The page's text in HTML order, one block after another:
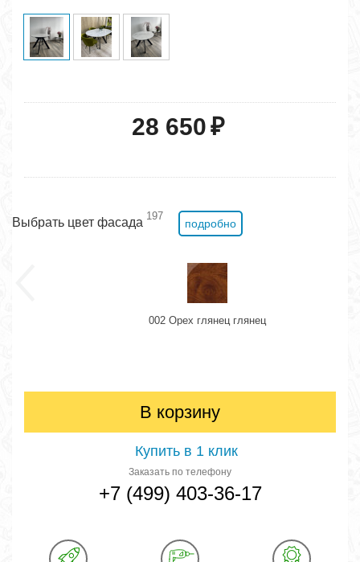
28 650₽
Выбрать цвет фасада 197
подробно
002 Орех глянец глянец
В корзину
Купить в 1 клик
Заказать по телефону
+7 (499) 403-36-17